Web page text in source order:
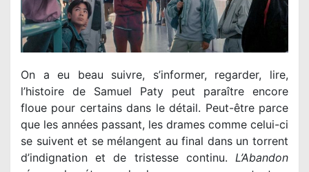
On a eu beau suivre, s’informer, regarder, lire,
l’histoire de Samuel Paty peut paraître encore
floue pour certains dans le détail. Peut-être parce
que les années passant, les drames comme celui-ci
se suivent et se mélangent au final dans un torrent
d’indignation et de tristesse continu. L’Abandon